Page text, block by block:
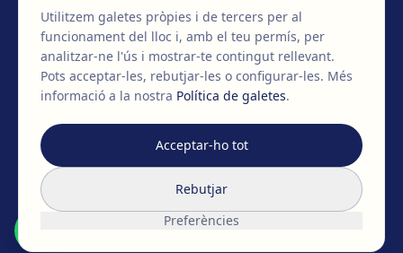
* Atenció virtual
2026 Clínica EGOS — Cirugía plástica, estética y reparadora
Avís legalPolítica de cookiesPolítica de privacitat
Utilitzem galetes pròpies i de tercers per al
funcionament del lloc i, amb el teu permís, per
analitzar-ne l'ús i mostrar-te contingut rellevant.
Pots acceptar-les, rebutjar-les o configurar-les. Més
informació a la nostra Política de galetes.
Acceptar-ho tot
Rebutjar
Preferències